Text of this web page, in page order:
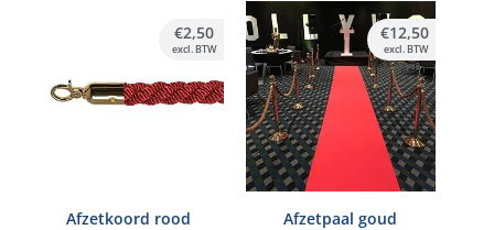
Afzetkoord rood
€2,50
excl. BTW
Afzetpaal goud
€12,50
excl. BTW